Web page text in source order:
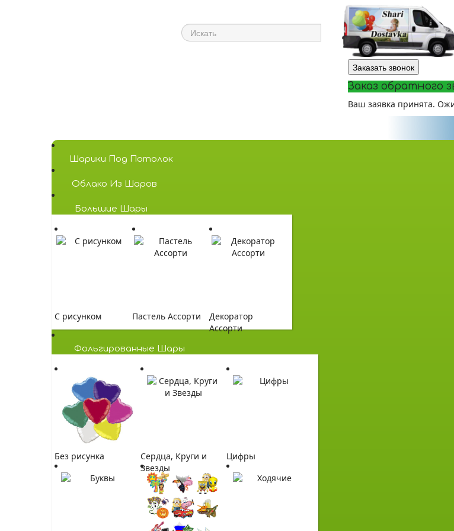
Заказать звонок
Заказ обратного
Ваш заявка принята.
Шарики Под Потолок
Облако Из Шаров
Большие Шары
C рисунком Пастель Ассорти
Декоратор
Ассорти
Фольгированные Шары
Без рисунка
Сердца, Круги и
Звезды
Цифры